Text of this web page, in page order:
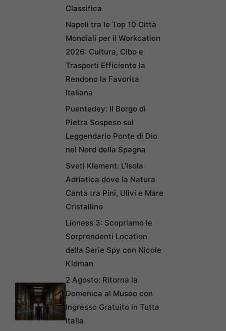
Classifica
Napoli tra le Top 10 Città
Mondiali per il Workcation
2026: Cultura, Cibo e
Trasporti Efficiente la
Rendono la Favorita
Italiana
Puentedey: Il Borgo di
Pietra Sospeso sul
Leggendario Ponte di Dio
nel Nord della Spagna
Sveti Klement: L’Isola
Adriatica dove la Natura
Canta tra Pini, Ulivi e Mare
Cristallino
Lioness 3: Scopriamo le
Sorprendenti Location
della Serie Spy con Nicole
Kidman
2 Agosto: Ritorna la
Domenica al Museo con
Ingresso Gratuito in Tutta
Italia